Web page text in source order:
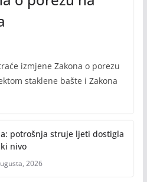
izmjene Zakona o porezu
staklene bašte i Zakona
potrošnja struje ljeti dostigla
nivo
2026